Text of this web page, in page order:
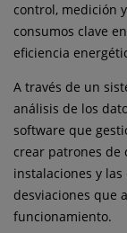
control, medición
consumos clave
eficiencia
A través de un
análisis de los
software que
crear patrones de
instalaciones y
desviaciones que
funcionamiento.